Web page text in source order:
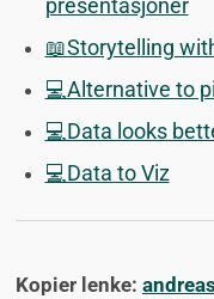
presentasjoner
📖Storytelling
💻Alternative to
💻Data looks
💻Data to Viz
Kopier lenke: